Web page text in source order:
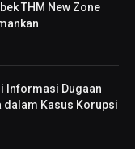
THM New Zone
Informasi Dugaan
dalam Kasus Korupsi